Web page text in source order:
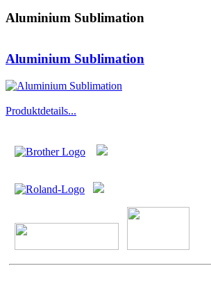
Aluminium Sublimation
Aluminium Sublimation
Produktdetails...